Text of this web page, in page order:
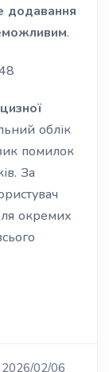
додавання
.
облік
помилок
За
окремих
2026/02/06